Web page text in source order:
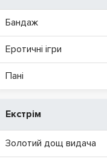
Бандаж
Еротичні ігри
Пані
Екстрім
Золотий дощ видача